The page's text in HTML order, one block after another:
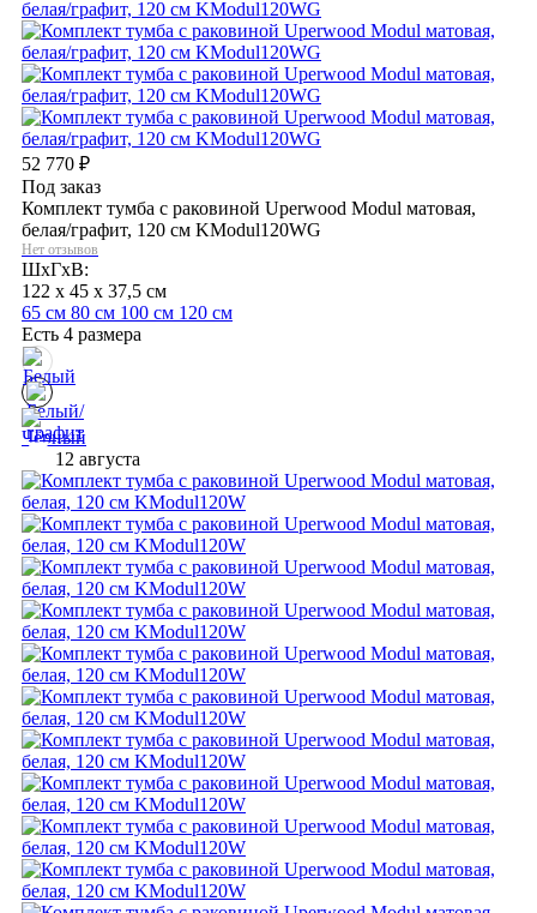
52 770 ₽
Под заказ
Комплект тумба с раковиной Uperwood Modul матовая,
белая/графит, 120 см KModul120WG
Нет отзывов
ШхГхВ:
122 x 45 x 37,5 см
65 см 80 см 100 см 120 см
Есть 4 размера
12 августа